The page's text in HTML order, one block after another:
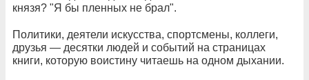
князя? "Я бы пленных не брал".
Политики, деятели искусства, спортсмены, коллеги,
друзья — десятки людей и событий на страницах
книги, которую воистину читаешь на одном дыхании.